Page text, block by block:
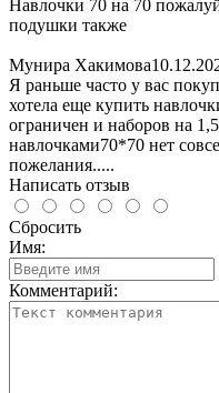
Навлочки 70 на 70
подушки также
Мунира Хакимова
Я раньше часто у вас
хотела еще купить
ограничен и наборов на
навлочками70*70 нет
пожелания.....
Написать отзыв
Сбросить
Имя:
Комментарий: